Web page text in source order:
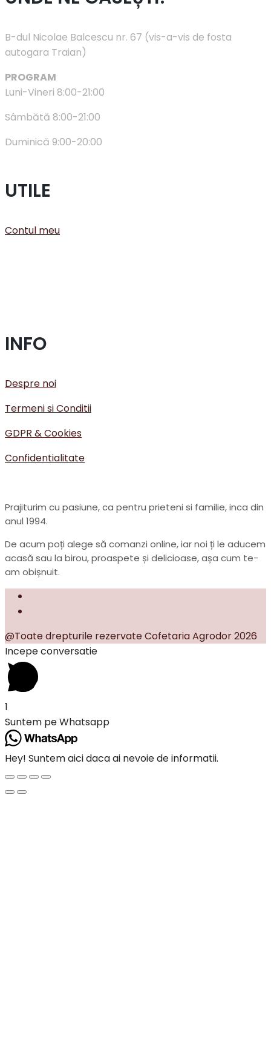
B-dul Nicolae Balcescu nr. 67 (vis-a-vis de fosta
autogara Traian)
PROGRAM
Luni-Vineri 8:00-21:00
Sâmbătă 8:00-21:00
Duminică 9:00-20:00
UTILE
Contul meu
INFO
Despre noi
Termeni si Conditii
GDPR & Cookies
Confidentialitate
Prajiturim cu pasiune, ca pentru prieteni si familie, inca din
anul 1994.
De acum poți alege să comanzi online, iar noi ți le aducem
acasă sau la birou, proaspete și delicioase, așa cum te-
am obișnuit.
@Toate drepturile rezervate Cofetaria Agrodor 2026
Incepe conversatie
1
Suntem pe Whatsapp
Hey! Suntem aici daca ai nevoie de informatii.